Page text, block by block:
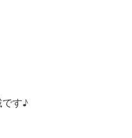
です♪